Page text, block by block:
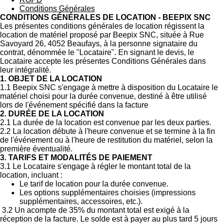
Conditions Générales
CONDITIONS GÉNÉRALES DE LOCATION - BEEPIX SNC
Les présentes conditions générales de location régissent la
location de matériel proposé par Beepix SNC, située à Rue
Savoyard 26, 4052 Beaufays, à la personne signataire du
contrat, dénommée le "Locataire". En signant le devis, le
Locataire accepte les présentes Conditions Générales dans
leur intégralité.
1. OBJET DE LA LOCATION
1.1 Beepix SNC s'engage à mettre à disposition du Locataire le
matériel choisi pour la durée convenue, destiné à être utilisé
lors de l'événement spécifié dans la facture
2. DURÉE DE LA LOCATION
2.1 La durée de la location est convenue par les deux parties.
2.2 La location débute à l'heure convenue et se termine à la fin
de l'événement ou à l'heure de restitution du matériel, selon la
première éventualité.
3. TARIFS ET MODALITÉS DE PAIEMENT
3.1 Le Locataire s'engage à régler le montant total de la
location, incluant :
Le tarif de location pour la durée convenue.
Les options supplémentaires choisies (impressions
supplémentaires, accessoires, etc.).
3.2 Un acompte de 35% du montant total est exigé à la
réception de la facture. Le solde est à payer au plus tard 5 jours